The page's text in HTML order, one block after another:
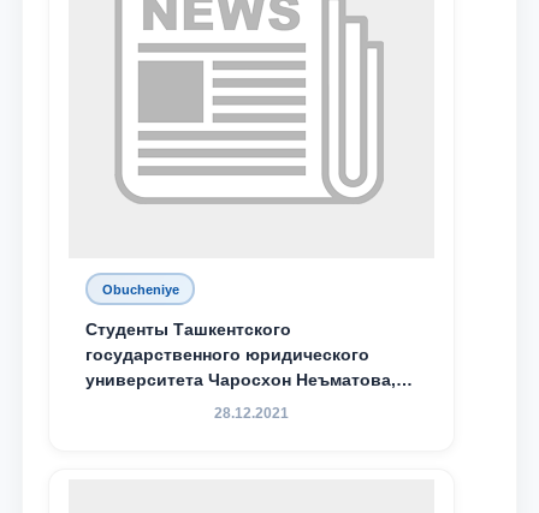
Obucheniye
Студенты Ташкентского
государственного юридического
университета Чаросхон Неъматова,
Севдо Хакимходжаева, Анбарой
28.12.2021